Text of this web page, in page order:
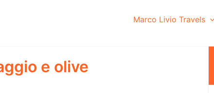
Marco Livio Travels
e olive